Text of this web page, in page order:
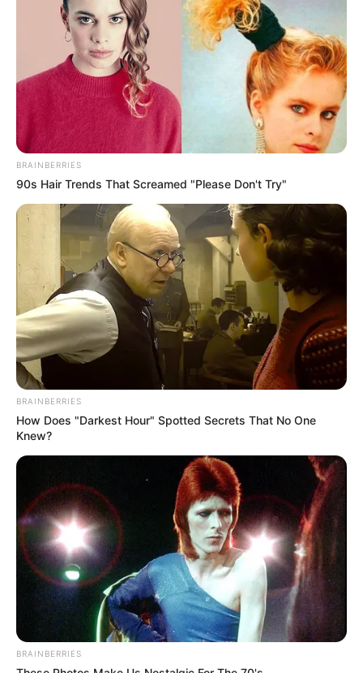
BRAINBERRIES
90s Hair Trends That Screamed "Please Don't Try"
BRAINBERRIES
How Does "Darkest Hour" Spotted Secrets That No One
Knew?
BRAINBERRIES